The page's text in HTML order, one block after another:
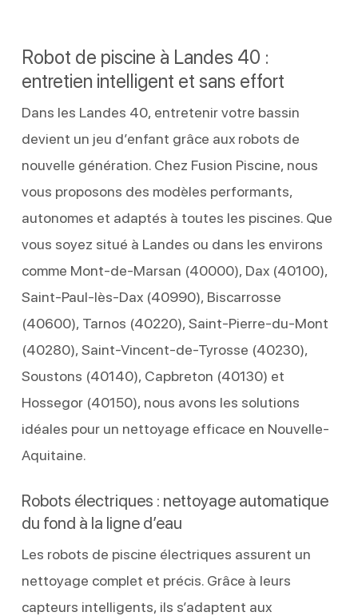
Robot de piscine à Landes 40 :
entretien intelligent et sans effort
Dans les Landes 40, entretenir votre bassin
devient un jeu d’enfant grâce aux robots de
nouvelle génération. Chez Fusion Piscine, nous
vous proposons des modèles performants,
autonomes et adaptés à toutes les piscines. Que
vous soyez situé à Landes ou dans les environs
comme Mont-de-Marsan (40000), Dax (40100),
Saint-Paul-lès-Dax (40990), Biscarrosse
(40600), Tarnos (40220), Saint-Pierre-du-Mont
(40280), Saint-Vincent-de-Tyrosse (40230),
Soustons (40140), Capbreton (40130) et
Hossegor (40150), nous avons les solutions
idéales pour un nettoyage efficace en Nouvelle-
Aquitaine.
Robots électriques : nettoyage automatique
du fond à la ligne d’eau
Les robots de piscine électriques assurent un
nettoyage complet et précis. Grâce à leurs
capteurs intelligents, ils s’adaptent aux